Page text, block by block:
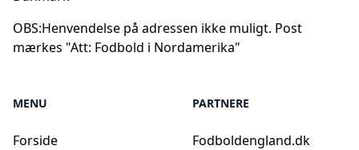
OBS:Henvendelse på adressen ikke muligt. Post
mærkes "Att: Fodbold i Nordamerika"
MENU
Forside
PARTNERE
Fodboldengland.dk